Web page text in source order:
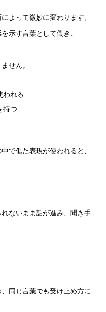
よって微妙に変わります。
示す言葉として働き、
せん。
われる
持つ
で似た表現が使われると、
ないまま話が進み、聞き手
同じ言葉でも受け止め方に